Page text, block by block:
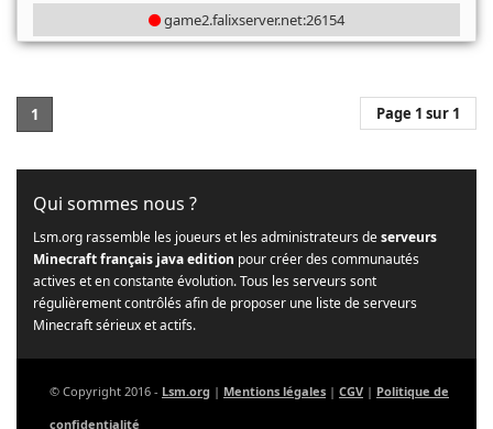
game2.falixserver.net:26154
1 Page 1 sur 1
Qui sommes nous ?
Lsm.org rassemble les joueurs et les administrateurs deserveurs
Minecraft français java edition pour créer des communautés
actives et en constante évolution. Tous les serveurs sont
régulièrement contrôlés afin de proposer une liste de serveurs
Minecraft sérieux et actifs.
© Copyright 2016 - Lsm.org | Mentions légales | CGV | Politique de
confidentialité